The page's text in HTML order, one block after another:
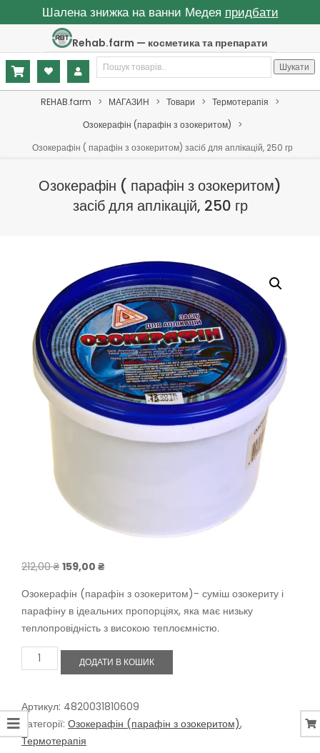
Шалена знижка на ванни Медея придбати
to
content
Rehab.farm — косметика та препарати
Шукати: Шукати
REHAB.farm > МАГАЗИН > Товари > Термотерапія
>
Озокерафін (парафін з озокеритом)
>
Озокерафін ( парафін з озокеритом) засіб для аплікацій, 250 гр
Озокерафін ( парафін з озокеритом)
засіб для аплікацій, 250 гр
212,00₴ Оригінальна
212,00 ₴.
159,00 ₴Поточна
159,00 ₴.
Озокерафін (парафін з озокеритом)- суміш озокериту і
парафіну в ідеальних пропорціях, яка має низьку
теплопровідність з високою теплоємністю.
Озокерафін
(
озокеритом)
засіб
для
аплікацій,
ДОДАТИ В КОШИК
Артикул: 4820031810609
Категорії: Озокерафін (парафін з озокеритом),
Термотерапія